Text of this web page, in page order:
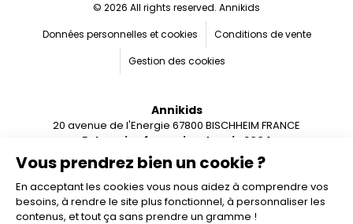
Vous prendrez bien un cookie ?
En acceptant les cookies vous nous aidez à comprendre vos
besoins, à rendre le site plus fonctionnel, à personnaliser les
contenus, et tout ça sans prendre un gramme !
© 2026 All rights reserved. Annikids
Données personnelles et cookies
Conditions de vente
Gestion des cookies
Annikids
20 avenue de l'Energie 67800 BISCHHEIM FRANCE
Entreprise française depuis 2004